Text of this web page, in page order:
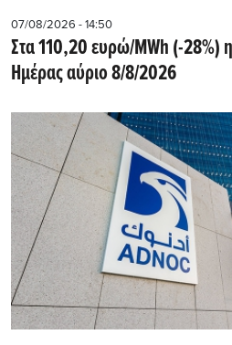
07/08/2026 - 14:50
Στα 110,20 ευρώ/MWh (-28%)
Ημέρας αύριο 8/8/2026